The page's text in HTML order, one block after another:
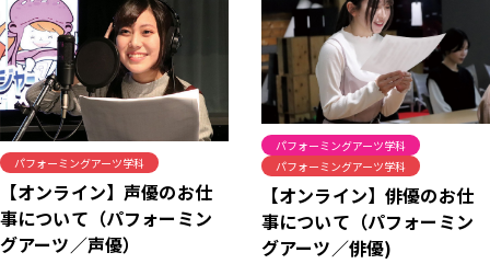
パフォーミングアーツ学科
【オンライン】声優のお仕
事について（パフォーミン
グアーツ／声優）
パフォーミングアーツ学科
パフォーミングアーツ学科
【オンライン】俳優のお仕
事について（パフォーミン
グアーツ／俳優)